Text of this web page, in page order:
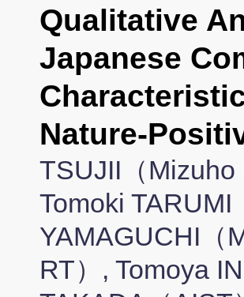
Qualitative
Japanese
Nature-
TSUJII（
Tomoki
YAMAGUCHI（
RT）, Tomoya